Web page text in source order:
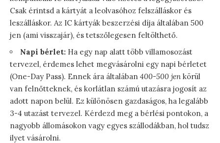
Csak érintsd a kártyát a leolvasóhoz felszálláskor és
leszálláskor. Az IC kártyák beszerzési díja általában 500
jen (ami visszajár), és tetszőlegesen feltölthető.
Napi bérlet: Ha egy nap alatt több villamosozást
tervezel, érdemes lehet megvásárolni egy napi bérletet
(One-Day Pass). Ennek ára általában 400-500 jen körül
van felnőtteknek, és korlátlan számú utazásra jogosít az
adott napon belül. Ez különösen gazdaságos, ha legalább
3-4 utazást tervezel. Kérdezd meg a bérlési pontokon, a
nagyobb állomásokon vagy egyes szállodákban, hol tudsz
ilyet vásárolni.